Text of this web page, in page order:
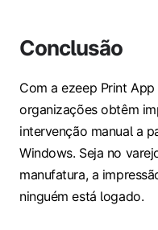
Conclusão
Com a ezeep Print
organizações obtêm
intervenção manual a
Windows. Seja no
manufatura, a
ninguém está logado.